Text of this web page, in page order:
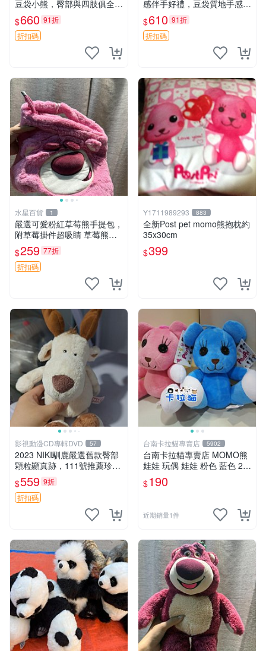
豆袋小熊，臀部與四肢俱全，
坐高11公分，附原盒與吊牌
收藏。藍鼻子小熊，值得擁有
玩具 憶熊
$660 91折
折扣碼
感伴手好禮，豆袋質地手感
佳，抱枕小熊 recom 推薦 白
色豆袋 玩具
$610 91折
折扣碼
水星百貨 1
嚴選可愛粉紅草莓熊手提包，
附草莓掛件超吸睛 草莓熊手
提包 草莓掛件 可愛portunes
e
$259 77折
折扣碼
Y1711989293 883
全新Post pet momo熊抱枕約
35x30cm
$399
影視動漫CD專輯DVD 57
2023 NIKI馴鹿嚴選舊款臀部
顆粒顯真跡，111號推薦珍藏
品 馴鹿 舊款 尾巴顆粒
$559 9折
折扣碼
台南卡拉貓專賣店 5902
台南卡拉貓專賣店 MOMO熊
娃娃 玩偶 娃娃 粉色 藍色 2色
分售
$190
近期銷量1件